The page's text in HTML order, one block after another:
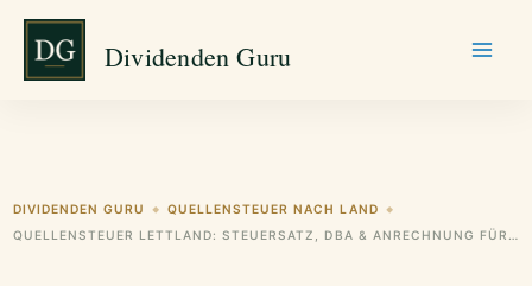
Zum
springen
Dividenden Guru
DIVIDENDEN GURU ◆ QUELLENSTEUER NACH LAND ◆
QUELLENSTEUER LETTLAND: STEUERSATZ, DBA & ANRECHNUNG FÜR DEUTSCHE ANLEGER